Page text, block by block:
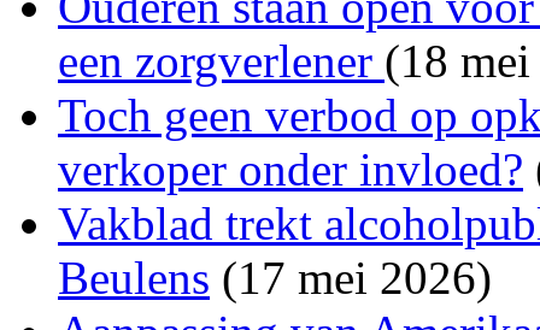
een zorgverlener (18
Toch geen verbod op
verkoper onder invloed?
Vakblad trekt
Beulens (17 mei 2026)